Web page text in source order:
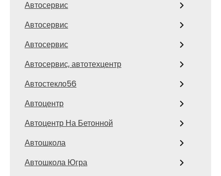
Автосервис
Автосервис
Автосервис
Автосервис, автотехцентр
Автостекло56
Автоцентр
Автоцентр На Бетонной
Автошкола
Автошкола Югра